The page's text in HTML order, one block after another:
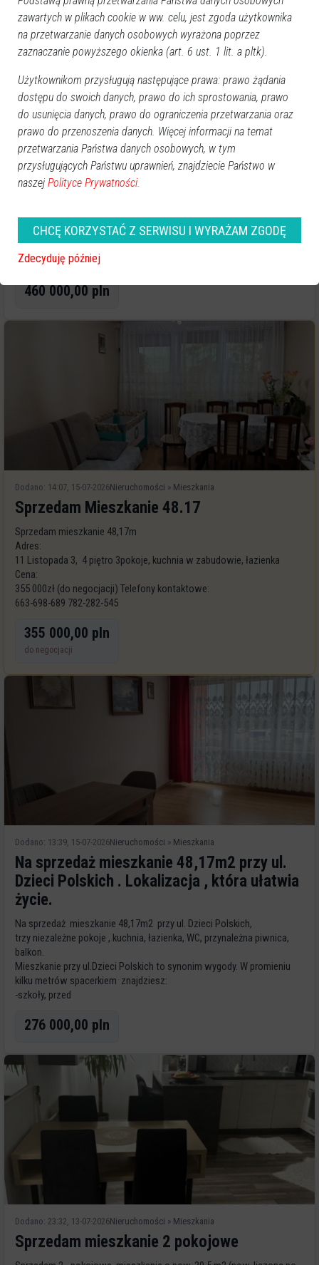
Dodano: 12:57, 18-07-2026 Nieruchomości » Mieszkania
Sprzdam mieszkanie 51.7m, I pietro,
Goworowska
lokalizacja | ul. Goworowska, Ostrołęka
Na sprzedaż oferuję mieszkanie o powierzchni 51,7 m², położone na 1.
piętrze zadbanego i ocieplonego budynku przy ul. Goworowskiej 30 w
Ostrołęce. Rok budo
460 000,00 pln
Dodano: 14:07, 15-07-2026Nieruchomości » Mieszkania
Sprzedam Mieszkanie 48.17
Sprzedam mieszkanie 48,17m
Adres:
11 Listopada 3, 4 piętro 3pokoje, kuchnia w zabudowie, łazienka
Cena:
355 000zł (do negocjacji) Telefony kontaktowe:
663-698-689 782-282-545
355 000,00 pln
do negocjacji
Dodano: 13:39, 15-07-2026Nieruchomości » Mieszkania
Na sprzedaż mieszkanie 48,17m2 przy ul.
Dzieci Polskich . Lokalizacja , która ułatwia
życie.
Na sprzedaż mieszkanie 48,17m2 przy ul. Dzieci Polskich,
trzy niezależne pokoje , kuchnia, łazienka, WC, przynależna piwnica,
balkon.
Mieszkanie przy ul.Dzieci Polskich to synonim wygody. W promieniu
kilku metrów spacerkiem znajdziesz:
-szkoły, przed
276 000,00 pln
Dodano: 23:32, 13-07-2026Nieruchomości » Mieszkania
Sprzedam mieszkanie 2 pokojowe
zawartych w plikach cookie w ww. celu, jest zgoda użytkownika
na przetwarzanie danych osobowych wyrażona poprzez
zaznaczanie powyższego okienka (art. 6 ust. 1 lit. a pltk).
Użytkownikom przysługują następujące prawa: prawo żądania
dostępu do swoich danych, prawo do ich sprostowania, prawo
do usunięcia danych, prawo do ograniczenia przetwarzania oraz
prawo do przenoszenia danych. Więcej informacji na temat
przetwarzania Państwa danych osobowych, w tym
przysługujących Państwu uprawnień, znajdziecie Państwo w
naszej Polityce Prywatności.
CHCĘ KORZYSTAĆ Z SERWISU I WYRAŻAM ZGODĘ
Zdecyduję później